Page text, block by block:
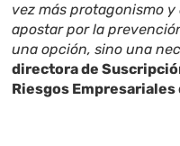
vez más protagonismo
apostar por la
una opción, sino una
directora de
Riesgos Empresariales